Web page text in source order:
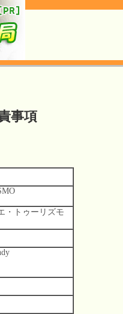
事項
・トゥーリズモ